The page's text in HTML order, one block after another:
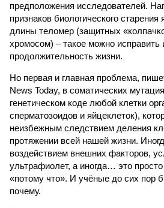
предположения исследователей.
признаков биологического
длины теломер (защитных
хромосом) – такое можно исправить
продолжительность жизни.
Но первая и главная проблема,
News Today, в соматических
генетическом коде любой клетки
сперматозоидов и яйцеклеток),
неизбежным следствием деления
протяжении всей нашей жизни.
воздействием внешних факторов,
ультрафиолет, а иногда… это
«потому что». И учёные до сих пор
почему.